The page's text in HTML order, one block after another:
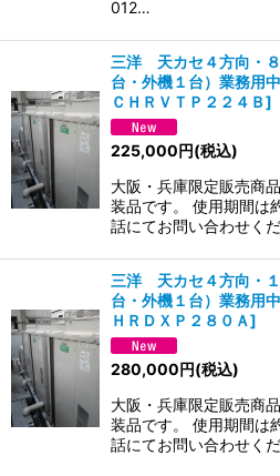
012…
三洋 天カセ４方向・
台・外機１台）業務用
ＣＨＲＶＴＰ２２４Ｂ]
225,000円(税込)
大阪・兵庫限定販売商
装品です。 使用期間は
話にてお問い合わせく
三洋 天カセ４方向・
台・外機１台）業務用
ＨＲＤＸＰ２８０Ａ]
280,000円(税込)
大阪・兵庫限定販売商
装品です。 使用期間は
話にてお問い合わせく